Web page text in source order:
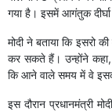
गया है। इसमें आगंतुक
मोदी ने बताया कि इसरो
कर सकते हैं। उन्होंने कहा,
कि आने वाले समय में वे
इस दौरान प्रधानमंत्री